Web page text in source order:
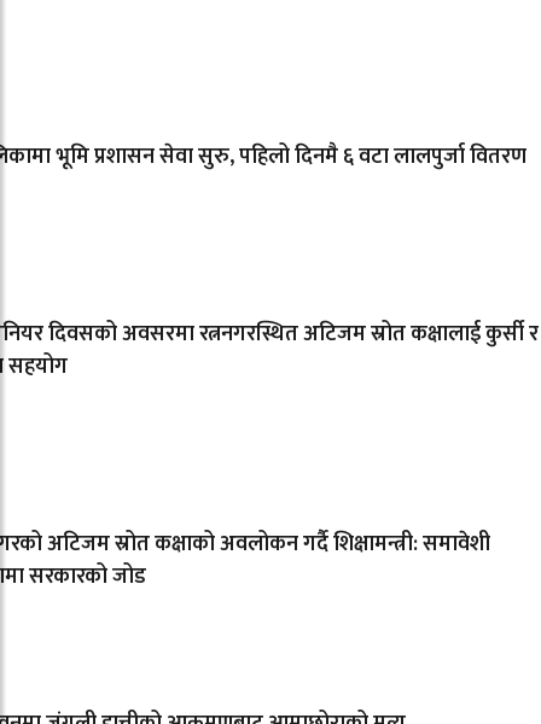
भूमि प्रशासन सेवा सुरु, पहिलो दिनमै ६ वटा लालपुर्जा वितरण
दिवसको अवसरमा रत्ननगरस्थित अटिजम स्रोत कक्षालाई कुर्सी र
अटिजम स्रोत कक्षाको अवलोकन गर्दै शिक्षामन्त्री: समावेशी
सरकारको जोड